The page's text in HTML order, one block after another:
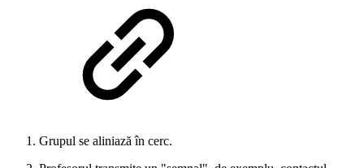
Grupul se aliniază în cerc.